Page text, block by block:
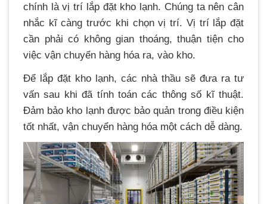
chính là vị trí lắp đặt kho lạnh. Chúng ta nên cân
nhắc kĩ càng trước khi chọn vị trí. Vị trí lắp đặt
cần phải có không gian thoáng, thuận tiện cho
việc vận chuyển hàng hóa ra, vào kho.
Để lắp đặt kho lạnh, các nhà thầu sẽ đưa ra tư
vấn sau khi đã tính toán các thông số kĩ thuật.
Đảm bảo kho lạnh được bảo quản trong điều kiện
tốt nhất, vận chuyển hàng hóa một cách dễ dàng.